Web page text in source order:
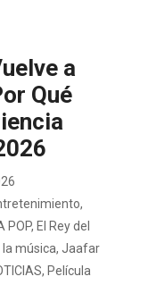
a
Qué
,
POP, El Rey del
la música,Jaafar
, Película